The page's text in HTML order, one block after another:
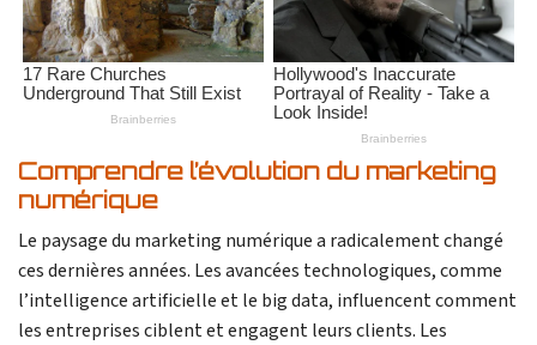
Comprendre l’évolution du marketing
numérique
Le paysage du marketing numérique a radicalement changé
ces dernières années. Les avancées technologiques, comme
l’intelligence artificielle et le big data, influencent comment
les entreprises ciblent et engagent leurs clients. Les